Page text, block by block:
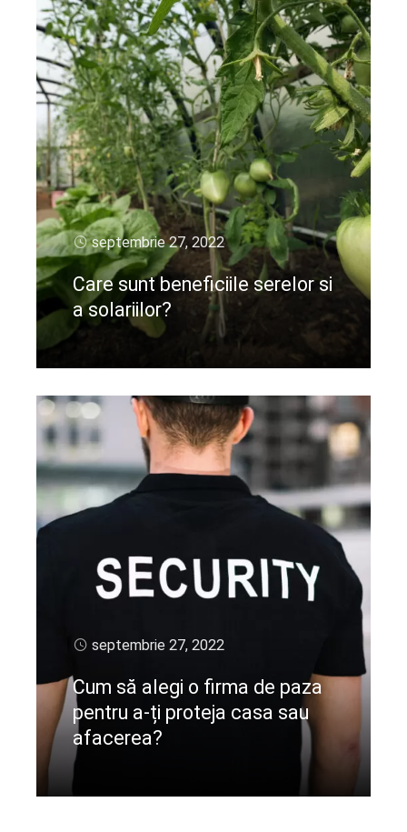
septembrie 27, 2022
Care sunt beneficiile serelor si
a solariilor?
CIteste mai departe
septembrie 27, 2022
Cum să alegi o firma de paza
pentru a-ți proteja casa sau
afacerea?